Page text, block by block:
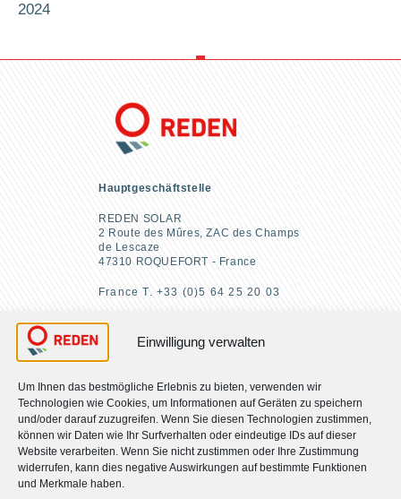
Einwilligung verwalten
Um Ihnen das bestmögliche Erlebnis zu bieten, verwenden wir
Technologien wie Cookies, um Informationen auf Geräten zu speichern
und/oder darauf zuzugreifen. Wenn Sie diesen Technologien zustimmen,
können wir Daten wie Ihr Surfverhalten oder eindeutige IDs auf dieser
Website verarbeiten. Wenn Sie nicht zustimmen oder Ihre Zustimmung
widerrufen, kann dies negative Auswirkungen auf bestimmte Funktionen
und Merkmale haben.
2024
Hauptgeschäftstelle
REDEN SOLAR
2 Route des Mûres, ZAC des Champs
de Lescaze
47310 ROQUEFORT - France
France T. +33 (0)5 64 25 20 03
Kontaktieren Sie uns
FIND US
Üeber-Uns